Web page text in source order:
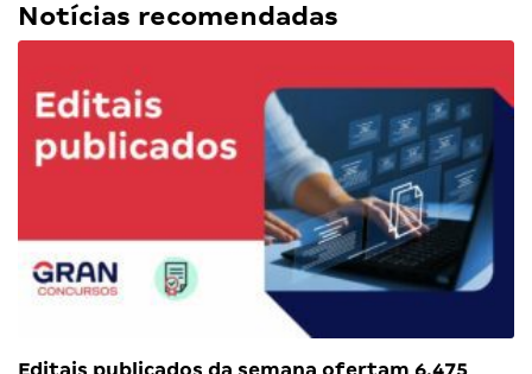
Notícias recomendadas